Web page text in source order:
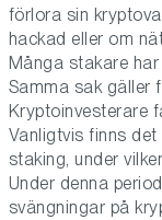
förlora sin
hackad eller om
Många stakare
Samma sak gäller
Kryptoinvesterare
Vanligtvis finns
staking, under
Under denna
svängningar på